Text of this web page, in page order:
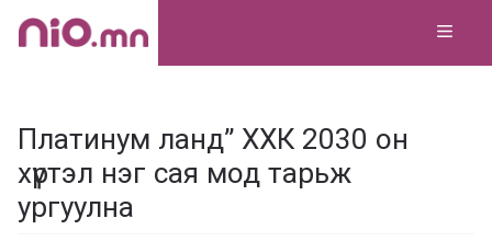
Skip
Платинум ланд” ХХК 2030 он
хүртэл нэг сая мод тарьж
ургуулна